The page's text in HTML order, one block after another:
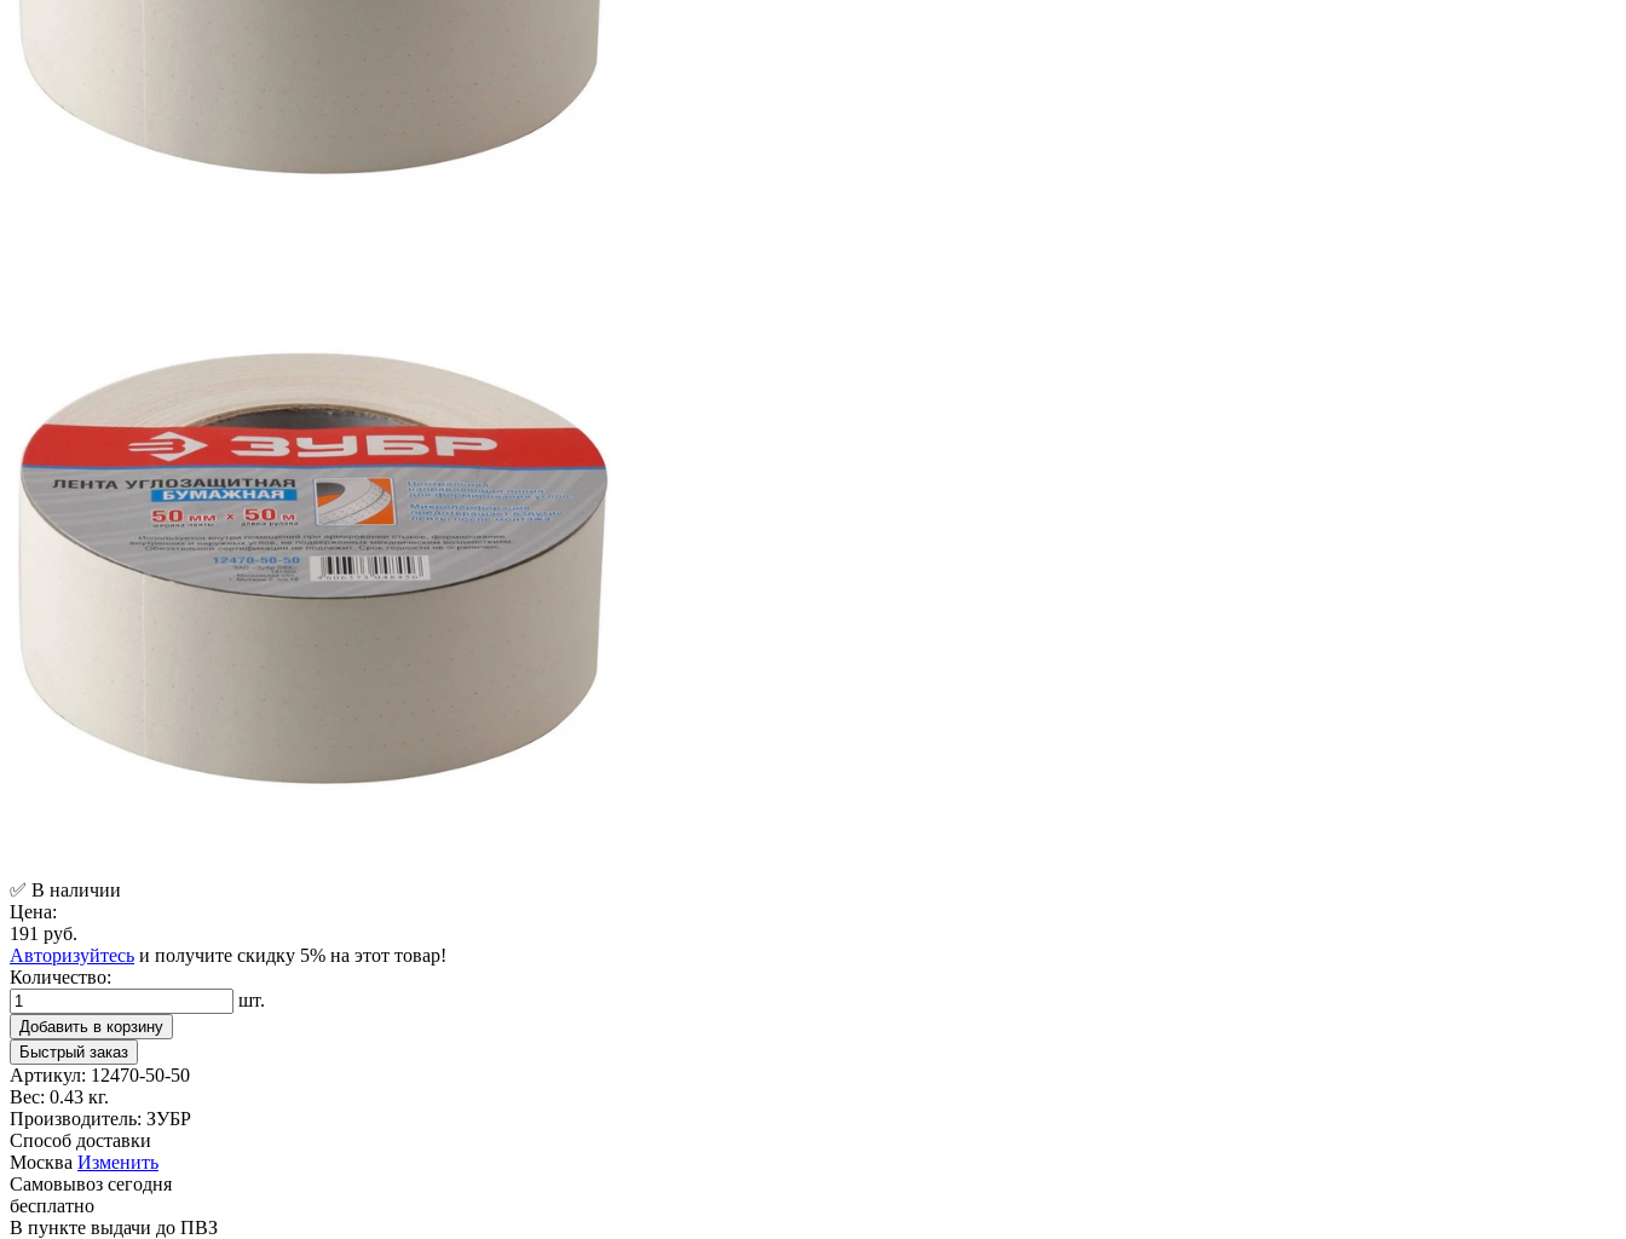
✅ В наличии
Цена:
191 руб.
Авторизуйтесь и получите скидку 5% на этот товар!
Количество:
шт.
Добавить в корзину
Быстрый заказ
Артикул: 12470-50-50
Вес: 0.43 кг.
Производитель: ЗУБР
Способ доставки
Москва Изменить
Самовывоз сегодня
бесплатно
В пункте выдачи до ПВЗ